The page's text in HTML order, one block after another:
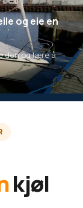
og eie en
den og lære å
kjøl